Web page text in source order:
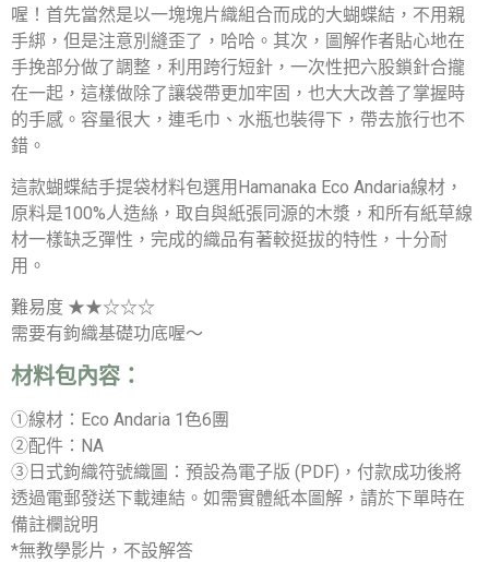
喔！首先當然是以一塊塊片織組合而成的大蝴蝶結，不用親
手綁，但是注意別縫歪了，哈哈。其次，圖解作者貼心地在
手挽部分做了調整，利用跨行短針，一次性把六股鎖針合攏
在一起，這樣做除了讓袋帶更加牢固，也大大改善了掌握時
的手感。容量很大，連毛巾、水瓶也裝得下，帶去旅行也不
錯。
這款蝴蝶結手提袋材料包選用Hamanaka Eco Andaria線材，
原料是100%人造絲，取自與紙張同源的木漿，和所有紙草線
材一樣缺乏彈性，完成的織品有著較挺拔的特性，十分耐
用。
難易度 ★★☆☆☆
需要有鉤織基礎功底喔～
材料包內容：
①線材：Eco Andaria 1色6團
②配件：NA
③日式鉤織符號織圖：預設為電子版 (PDF)，付款成功後將
透過電郵發送下載連結。如需實體紙本圖解，請於下單時在
備註欄說明
*無教學影片，不設解答